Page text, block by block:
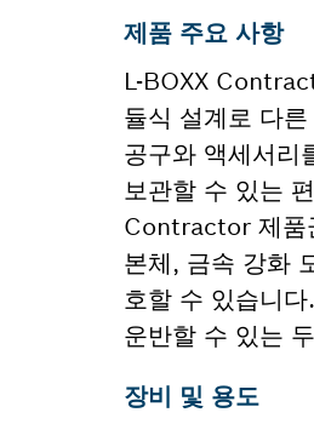
제품 주요 사항
L-BOXX
듈식 설계로 다
공구와 액세서리
보관할 수 있는
Contractor 제품
본체, 금속 강화
호할 수 있습니
운반할 수 있는
장비 및 용도